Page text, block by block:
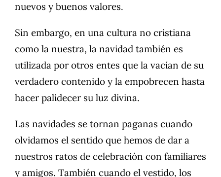
nuevos y buenos valores.
Sin embargo, en una cultura no cristiana
como la nuestra, la navidad también es
utilizada por otros entes que la vacían de su
verdadero contenido y la empobrecen hasta
hacer palidecer su luz divina.
Las navidades se tornan paganas cuando
olvidamos el sentido que hemos de dar a
nuestros ratos de celebración con familiares
y amigos. También cuando el vestido, los